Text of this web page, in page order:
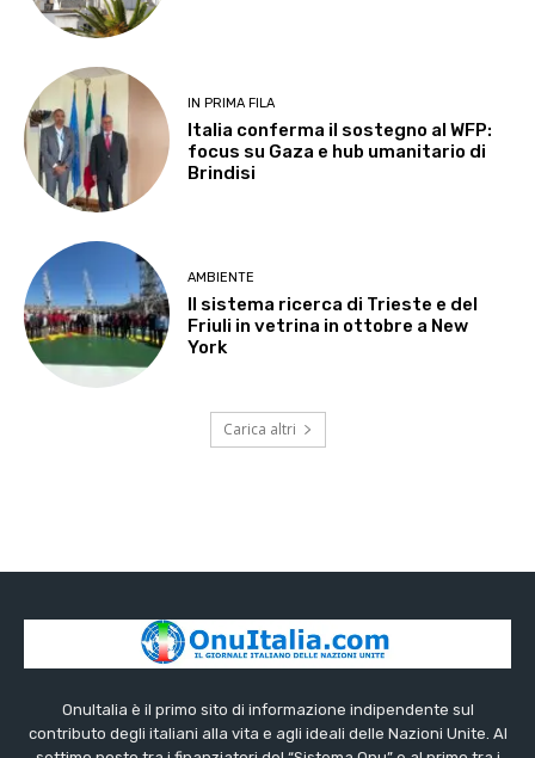
IN PRIMA FILA
Italia conferma il sostegno al WFP:
focus su Gaza e hub umanitario di
Brindisi
AMBIENTE
Il sistema ricerca di Trieste e del
Friuli in vetrina in ottobre a New
York
Carica altri
OnuItalia è il primo sito di informazione indipendente sul
contributo degli italiani alla vita e agli ideali delle Nazioni Unite. Al